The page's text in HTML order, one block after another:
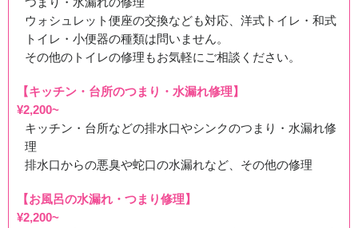
のため
④キャンペーン、アンケート、モニター、取材等の実施
のため
⑤当社サービスの改善、新規サービスの開発およびマー
ケティングのため
⑥お客様に対してのハガキや電子メールによるアンケー
ト、ご案内の送付又は送信などのため
4.情報の管理
て、以下を徹底します。
ウォシュレット便座の交換なども対応、洋式トイレ・和式
トイレ・小便器の種類は問いません。
その他のトイレの修理もお気軽にご相談ください。
【キッチン・台所のつまり・水漏れ修理】
¥2,200~
キッチン・台所などの排水口やシンクのつまり・水漏れ修
理
排水口からの悪臭や蛇口の水漏れなど、その他の修理
【お風呂の水漏れ・つまり修理】
¥2,200~